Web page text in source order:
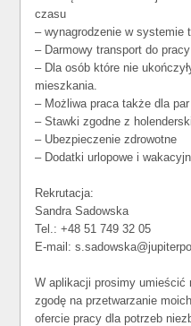
czasu
– wynagrodzenie w systemie
– Darmowy transport do pracy
– Dla osób które nie
mieszkania.
– Możliwa praca także dla par
– Stawki zgodne z
– Ubezpieczenie zdrowotne
– Dodatki urlopowe i
Rekrutacja:
Sandra Sadowska
Tel.: +48 51 749 32 05
E-mail:
W aplikacji prosimy umieścić
zgodę na przetwarzanie
ofercie pracy dla potrzeb